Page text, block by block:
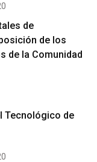
de
de los
de la Comunidad
Tecnológico de